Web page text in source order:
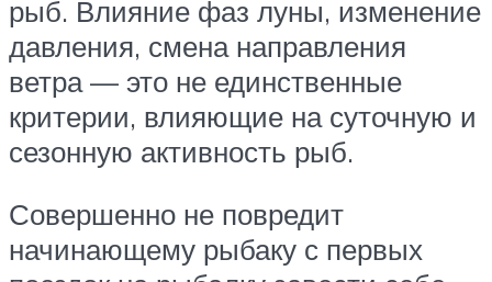
рыб. Влияние фаз луны, изменение
давления, смена направления
ветра — это не единственные
критерии, влияющие на суточную и
сезонную активность рыб.
Совершенно не повредит
начинающему рыбаку с первых